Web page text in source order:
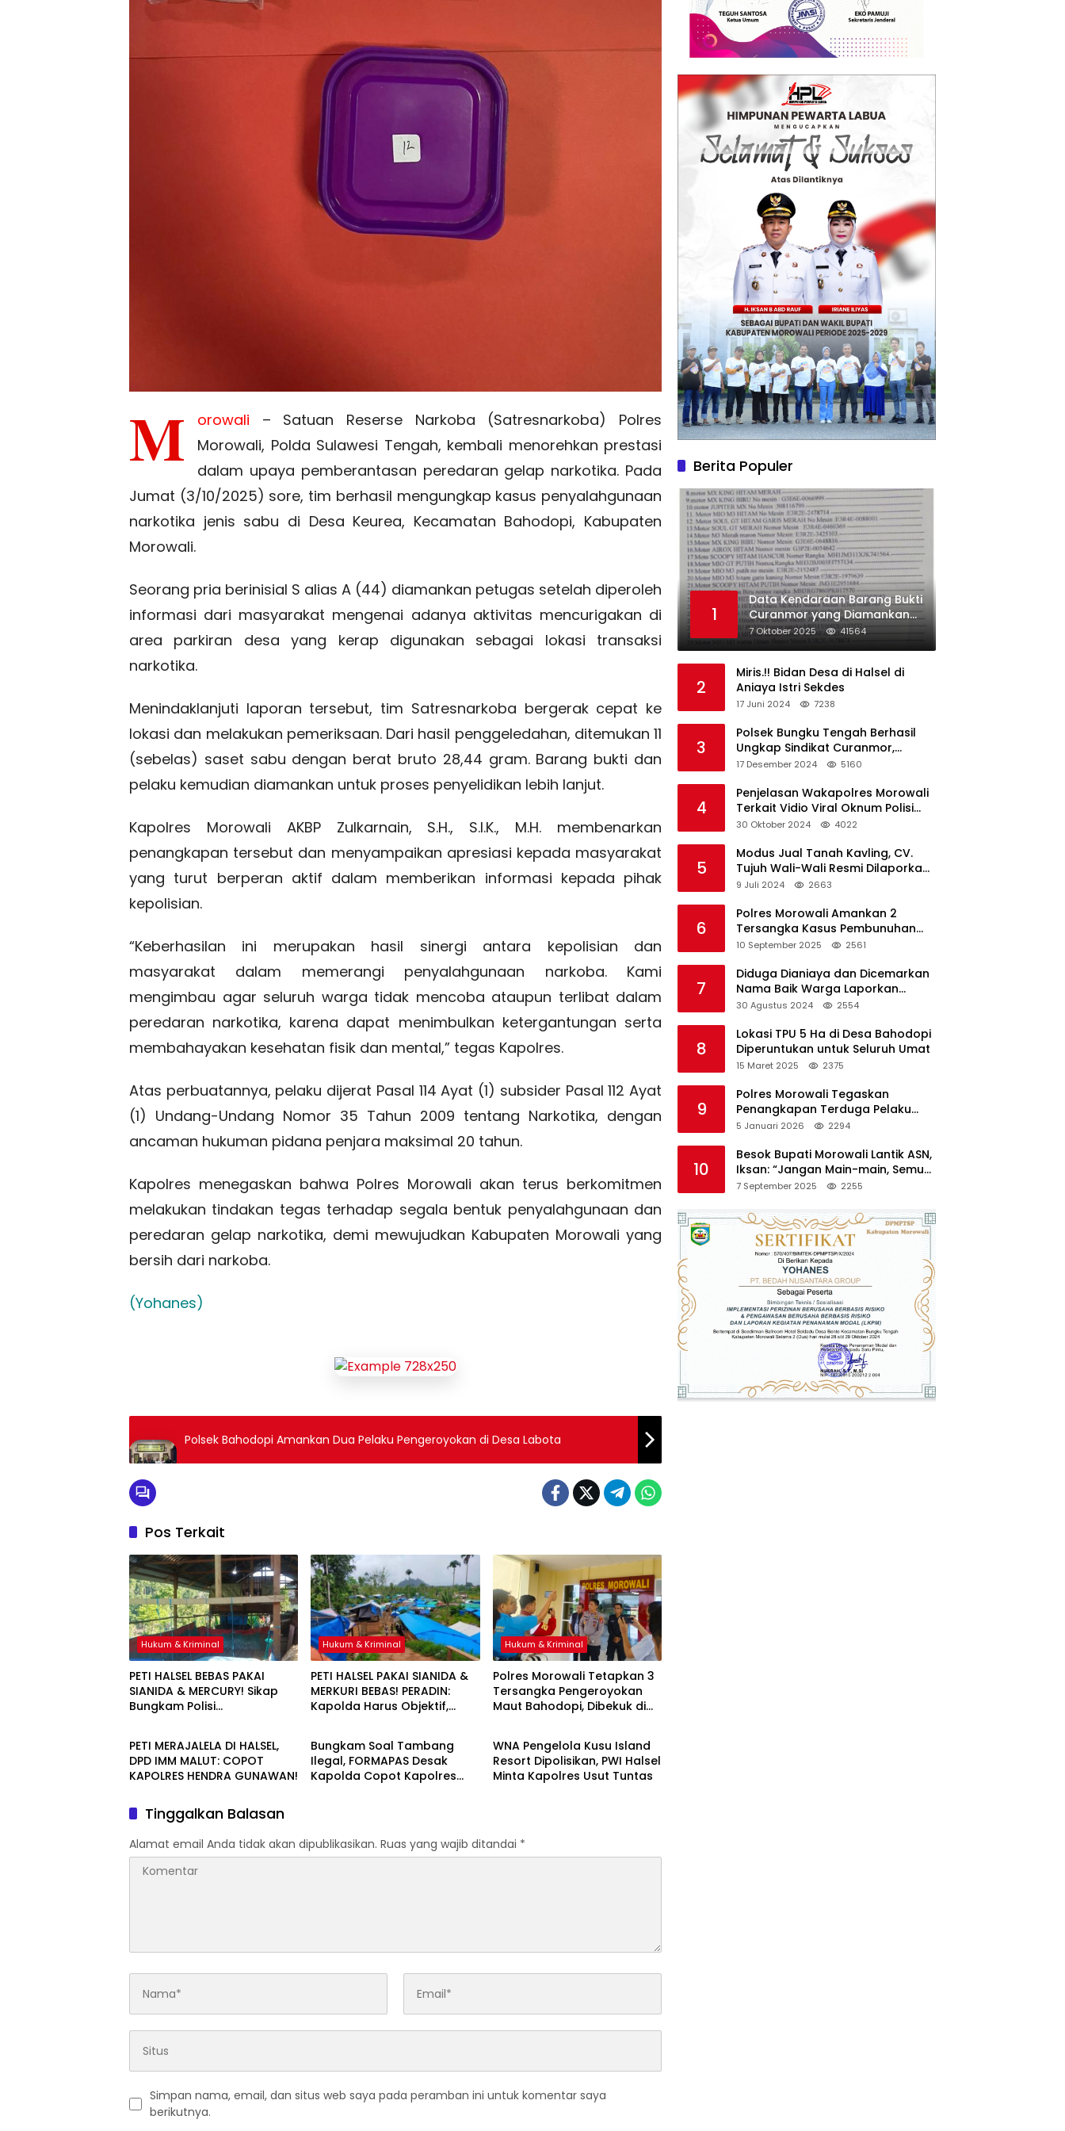
M orowali – Satuan Reserse Narkoba (Satresnarkoba) Polres
Morowali, Polda Sulawesi Tengah, kembali menorehkan prestasi
dalam upaya pemberantasan peredaran gelap narkotika. Pada
Jumat (3/10/2025) sore, tim berhasil mengungkap kasus penyalahgunaan
narkotika jenis sabu di Desa Keurea, Kecamatan Bahodopi, Kabupaten
Morowali.
Seorang pria berinisial S alias A (44) diamankan petugas setelah diperoleh
informasi dari masyarakat mengenai adanya aktivitas mencurigakan di
area parkiran desa yang kerap digunakan sebagai lokasi transaksi
narkotika.
Menindaklanjuti laporan tersebut, tim Satresnarkoba bergerak cepat ke
lokasi dan melakukan pemeriksaan. Dari hasil penggeledahan, ditemukan 11
(sebelas) saset sabu dengan berat bruto 28,44 gram. Barang bukti dan
pelaku kemudian diamankan untuk proses penyelidikan lebih lanjut.
Kapolres Morowali AKBP Zulkarnain, S.H., S.I.K., M.H. membenarkan
penangkapan tersebut dan menyampaikan apresiasi kepada masyarakat
yang turut berperan aktif dalam memberikan informasi kepada pihak
kepolisian.
“Keberhasilan ini merupakan hasil sinergi antara kepolisian dan
masyarakat dalam memerangi penyalahgunaan narkoba. Kami
mengimbau agar seluruh warga tidak mencoba ataupun terlibat dalam
peredaran narkotika, karena dapat menimbulkan ketergantungan serta
membahayakan kesehatan fisik dan mental,” tegas Kapolres.
Atas perbuatannya, pelaku dijerat Pasal 114 Ayat (1) subsider Pasal 112 Ayat
(1) Undang-Undang Nomor 35 Tahun 2009 tentang Narkotika, dengan
ancaman hukuman pidana penjara maksimal 20 tahun.
Kapolres menegaskan bahwa Polres Morowali akan terus berkomitmen
melakukan tindakan tegas terhadap segala bentuk penyalahgunaan dan
peredaran gelap narkotika, demi mewujudkan Kabupaten Morowali yang
bersih dari narkoba.
(Yohanes)
Polsek Bahodopi Amankan Dua Pelaku Pengeroyokan di Desa Labota
Pos Terkait
Hukum & Kriminal
PETI HALSEL BEBAS PAKAI
SIANIDA & MERCURY! Sikap
Bungkam Polisi
Hukum & Kriminal
PETI HALSEL PAKAI SIANIDA &
MERKURI BEBAS! PERADIN:
Kapolda Harus Objektif,
Hukum & Kriminal
Polres Morowali Tetapkan 3
Tersangka Pengeroyokan
Maut Bahodopi, Dibekuk di
Hukum & Kriminal
PETI MERAJALELA DI HALSEL,
DPD IMM MALUT: COPOT
KAPOLRES HENDRA GUNAWAN!
Hukum & Kriminal
Bungkam Soal Tambang
Ilegal, FORMAPAS Desak
Kapolda Copot Kapolres
Hukum & Kriminal
WNA Pengelola Kusu Island
Resort Dipolisikan, PWI Halsel
Minta Kapolres Usut Tuntas
Tinggalkan Balasan
Alamat email Anda tidak akan dipublikasikan. Ruas yang wajib ditandai *
Simpan nama, email, dan situs web saya pada peramban ini untuk komentar saya
berikutnya.
Berita Populer
1
Data Kendaraan Barang Bukti
Curanmor yang Diamankan
oleh Polres Morowali
7 Oktober 2025 41564
2
Miris.!! Bidan Desa di Halsel di
Aniaya Istri Sekdes
17 Juni 2024 7238
3
Polsek Bungku Tengah Berhasil
Ungkap Sindikat Curanmor,
Terduga Pelaku Akui Beraksi di 7
17 Desember 2024 5160
4
Penjelasan Wakapolres Morowali
Terkait Vidio Viral Oknum Polisi
Dikerumuni Warga Bahodopi
30 Oktober 2024 4022
5
Modus Jual Tanah Kavling, CV.
Tujuh Wali-Wali Resmi Dilaporkan
di Polres Kendari
9 Juli 2024 2663
6
Polres Morowali Amankan 2
Tersangka Kasus Pembunuhan
WNA di Desa Topogaro
10 September 2025 2561
7
Diduga Dianiaya dan Dicemarkan
Nama Baik Warga Laporkan
Oknum Kades dan Oknum Polisi
30 Agustus 2024 2554
8
Lokasi TPU 5 Ha di Desa Bahodopi
Diperuntukan untuk Seluruh Umat
15 Maret 2025 2375
9
Polres Morowali Tegaskan
Penangkapan Terduga Pelaku
Pembakaran Kantor PT RCP Sesuai
5 Januari 2026 2294
10
Besok Bupati Morowali Lantik ASN,
Iksan: “Jangan Main-main, Semua
Saya Pantau”
7 September 2025 2255